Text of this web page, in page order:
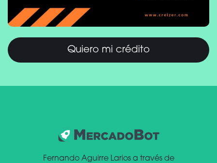
Quiero mi crédito
Fernando Aguirre Larios a través de